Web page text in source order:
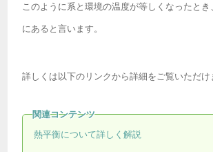
このように系と環境の温度が等しくなったとき
にあると言います。
詳しくは以下のリンクから詳細をご覧いただけ
熱平衡について詳しく解説